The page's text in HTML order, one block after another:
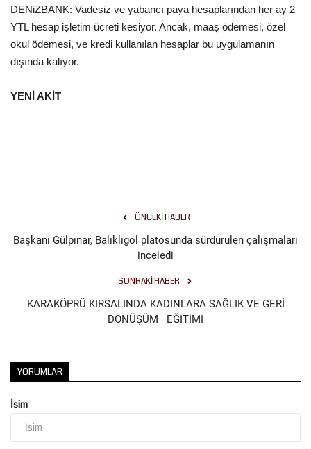
DENiZBANK: Vadesiz ve yabancı paya hesaplarından her ay 2
YTL hesap işletim ücreti kesiyor. Ancak, maaş ödemesi, özel
okul ödemesi, ve kredi kullanılan hesaplar bu uygulamanın
dışında kalıyor.
YENİ AKİT
ÖNCEKI HABER
Başkanı Gülpınar, Balıklıgöl platosunda sürdürülen çalışmaları
inceledi
SONRAKI HABER
KARAKÖPRÜ KIRSALINDA KADINLARA SAĞLIK VE GERİ
DÖNÜŞÜM EĞİTİMİ
YORUMLAR
İsim